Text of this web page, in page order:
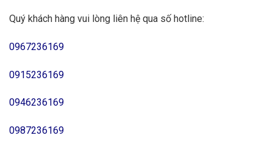
Quý khách hàng vui lòng liên hệ qua số hotline:
0967236169
0915236169
0946236169
0987236169